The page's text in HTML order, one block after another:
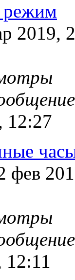
режим
2019,
12:27
фев
12:11